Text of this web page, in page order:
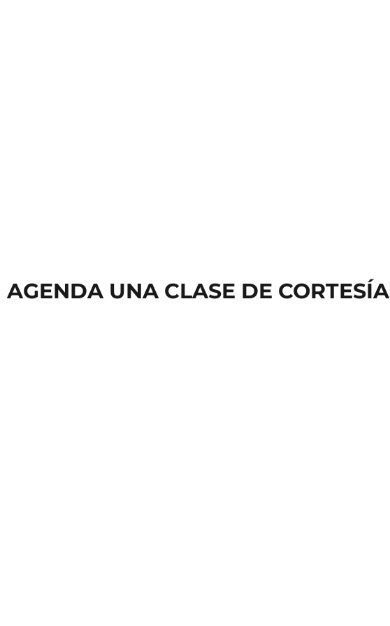
AGENDA UNA CLASE DE CORTESÍA